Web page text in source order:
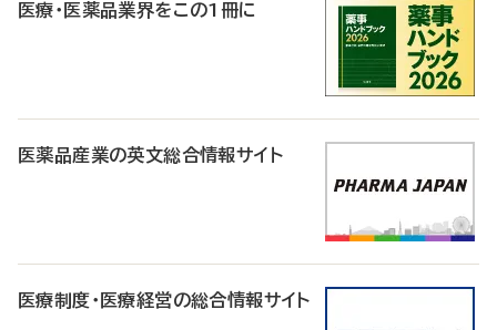
医療・医薬品業界をこの1冊に
医薬品産業の英文総合情報サイト
医療制度・医療経営の総合情報サイト